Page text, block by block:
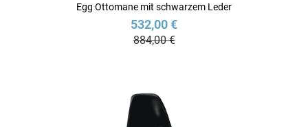
Egg Ottomane mit schwarzem Leder
532,00 €
884,00 €